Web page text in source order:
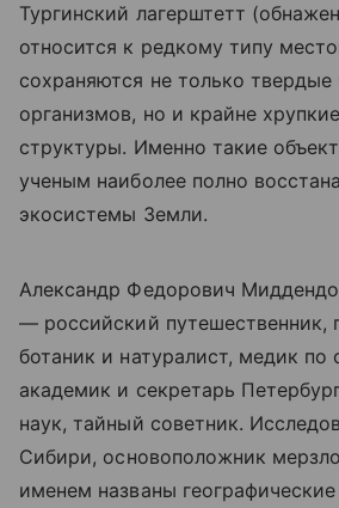
Тургинский лагерштетт
относится к редкому типу
сохраняются не только твердые
организмов, но и крайне
структуры. Именно такие
ученым наиболее полно
экосистемы Земли.
Александр Федорович
— российский путешественник,
ботаник и натуралист, медик по
академик и секретарь
наук, тайный советник.
Сибири, основоположник
именем названы